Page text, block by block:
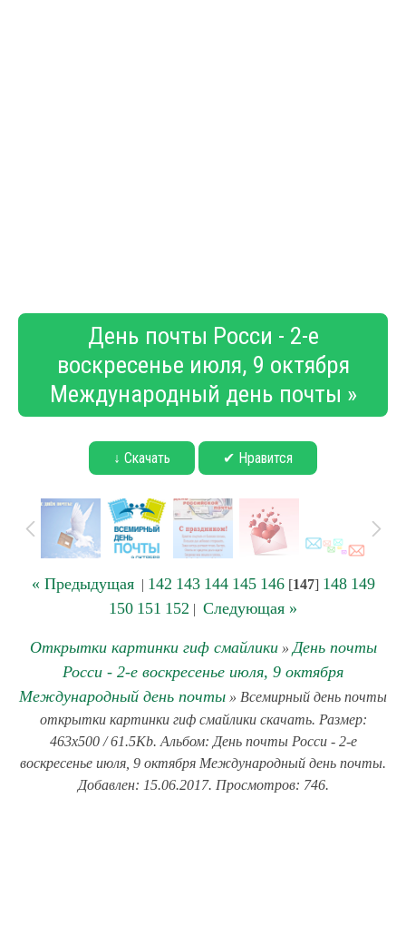
День почты Росси - 2-е
воскресенье июля, 9 октября
Международный день почты »
↓ Скачать ✔ Нравится
« Предыдущая| 142 143 144 145 146[147] 148 149
150 151 152 | Следующая »
Открытки картинки гиф смайлики» День почты
Росси - 2-е воскресенье июля, 9 октября
Международный день почты » Всемирный день почты
открытки картинки гиф смайлики скачать. Размер:
463x500 / 61.5Kb. Альбом: День почты Росси - 2-е
воскресенье июля, 9 октября Международный день почты.
Добавлен: 15.06.2017. Просмотров: 746.